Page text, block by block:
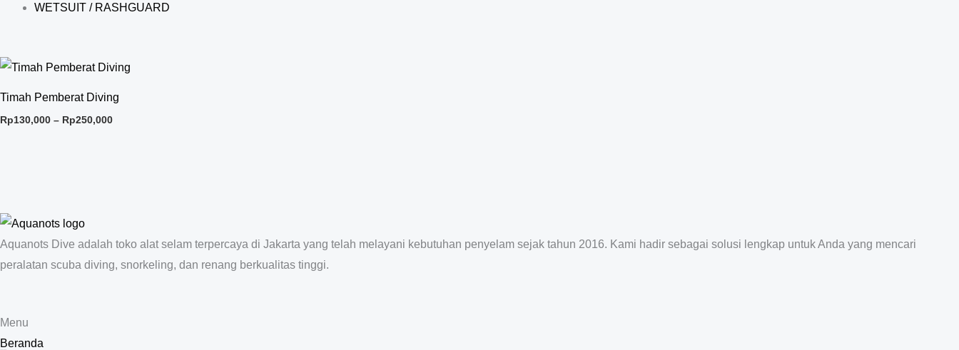
WETSUIT / RASHGUARD
Timah Pemberat Diving
Rp130,000 – Rp250,000
Price
range:
through
Aquanots Dive adalah toko alat selam terpercaya di Jakarta yang telah melayani kebutuhan penyelam sejak tahun 2016. Kami hadir sebagai solusi lengkap untuk Anda yang mencari
peralatan scuba diving, snorkeling, dan renang berkualitas tinggi.
Menu
Beranda